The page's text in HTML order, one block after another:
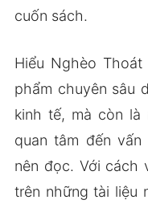
cuốn sách.
Hiểu Nghèo
phẩm chuyên sâu
kinh tế, mà còn
quan tâm đến
nên đọc. Với cách
trên những tài liệu